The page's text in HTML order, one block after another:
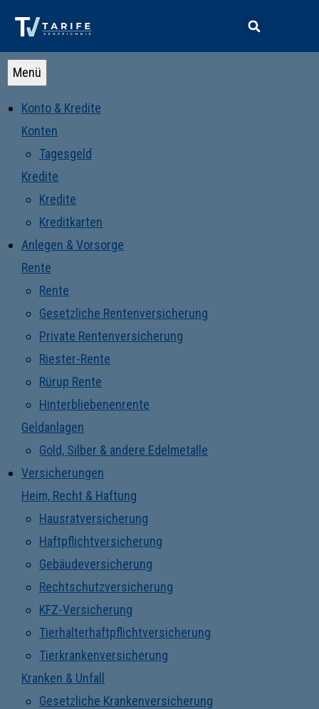
Menü
Konto & Kredite
Konten
Tagesgeld
Kredite
Kredite
Kreditkarten
Anlegen & Vorsorge
Rente
Rente
Gesetzliche Rentenversicherung
Private Rentenversicherung
Riester-Rente
Rürup Rente
Hinterbliebenenrente
Geldanlagen
Gold, Silber & andere Edelmetalle
Versicherungen
Heim, Recht & Haftung
Hausratversicherung
Haftpflichtversicherung
Gebäudeversicherung
Rechtschutzversicherung
KFZ-Versicherung
Tierhalterhaftpflichtversicherung
Tierkrankenversicherung
Kranken & Unfall
Gesetzliche Krankenversicherung